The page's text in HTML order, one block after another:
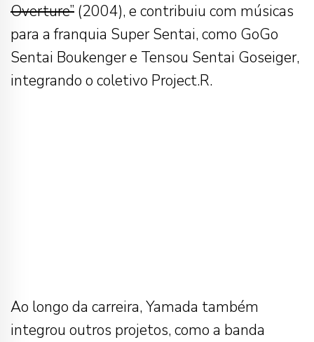
Overture” (2004), e contribuiu com músicas
para a franquia Super Sentai, como GoGo
Sentai Boukenger e Tensou Sentai Goseiger,
integrando o coletivo Project.R.
Ao longo da carreira, Yamada também
integrou outros projetos, como a banda